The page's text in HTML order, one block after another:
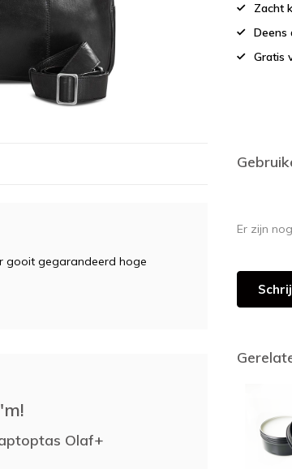
Zacht
Deens
Gratis
gooit gegarandeerd hoge
Olaf+
Er zijn